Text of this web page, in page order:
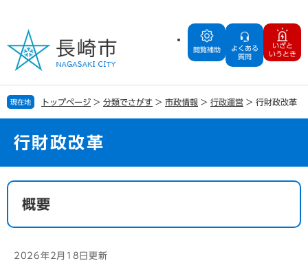
の
で
す
ー
ば
し
へ
閲覧補助
よくある
質問
いざと
いうとき
現在地 トップページ > 分類でさがす > 市政情報 > 行政運営 > 行財政改革
行財政改革
本
概要
2026年2月18日更新